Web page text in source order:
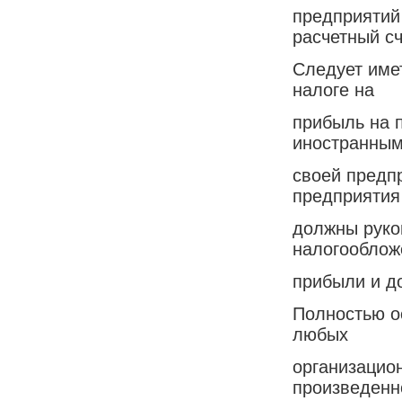
расчетный
Следует
налоге на
прибыль на
своей
предприятия
должны
прибыли и
Полностью
любых